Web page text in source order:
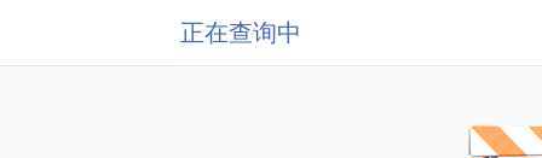
正在查询中